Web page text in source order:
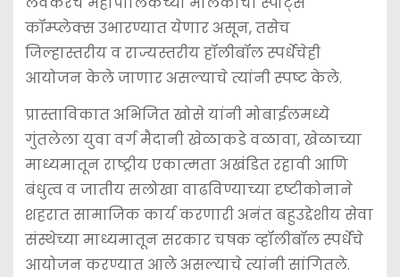
कॉम्प्लेक्स उभारण्यात येणार असून, तसेच
जिल्हास्तरीय व राज्यस्तरीय हॉलीबॉल स्पर्धेचेही
आयोजन केले जाणार असल्याचे त्यांनी स्पष्ट केले.
प्रास्ताविकात अभिजित खोसे यांनी मोबाईलमध्ये
गुंतलेला युवा वर्ग मैदानी खेळाकडे वळावा, खेळाच्या
माध्यमातून राष्ट्रीय एकात्मता अखंडित रहावी आणि
बंधुत्व व जातीय सलोखा वाढविण्याच्या दृष्टीकोनाने
शहरात सामाजिक कार्य करणारी अनंत बहुउद्देशीय सेवा
संस्थेच्या माध्यमातून सरकार चषक व्हॉलीबॉल स्पर्धेचे
आयोजन करण्यात आले असल्याचे त्यांनी सांगितले.